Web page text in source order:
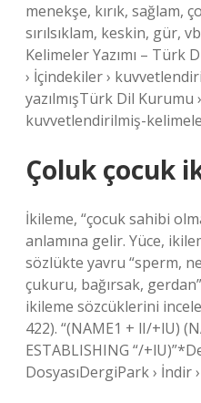
menekşe, kırık, sağlam,
sırılsıklam, keskin, gür,
Kelimeler Yazımı –
› İçindekiler ›
yazılmışTürk Dil Kurumu
kuvvetlendirilmiş-
Çoluk çocuk
İkileme, “çocuk sahibi
anlamına gelir. Yüce,
sözlükte yavru “sperm,
çukuru, bağırsak,
ikileme sözcüklerini
422). “(NAME1 + lI/+lU)
ESTABLISHING “/
DosyasıDergiPark › İndir